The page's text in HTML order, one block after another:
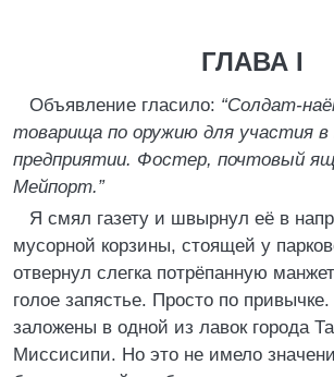
ГЛАВА I
Объявление гласило: “Солдат-
товарища по оружию для участия
предприятии. Фостер, почтовый
Мейпорт.”
Я смял газету и швырнул её в
мусорной корзины, стоящей у
отвернул слегка потрёпанную
голое запястье. Просто по
заложены в одной из лавок города
Миссисипи. Но это не имело